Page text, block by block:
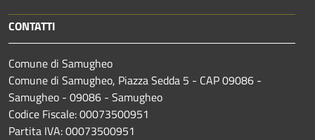
CONTATTI
Comune di Samugheo
Comune di Samugheo, Piazza Sedda 5 - CAP 09086 -
Samugheo - 09086 - Samugheo
Codice Fiscale: 00073500951
Partita IVA: 00073500951